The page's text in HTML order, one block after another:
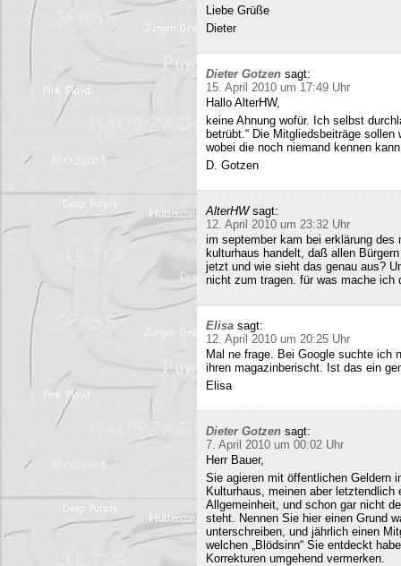
Liebe Grüße
Dieter
Dieter Gotzen sagt:
15. April 2010 um 17:49 Uhr
Hallo AlterHW,
keine Ahnung wofür. Ich selbst
betrübt.“ Die Mitgliedsbeiträge
wobei die noch niemand kennen
D. Gotzen
AlterHW sagt:
12. April 2010 um 23:32 Uhr
im september kam bei erklärung
kulturhaus handelt, daß allen
jetzt und wie sieht das genau aus?
nicht zum tragen. für was mache ich
Elisa sagt:
12. April 2010 um 20:25 Uhr
Mal ne frage. Bei Google suchte ich
ihren magazinberischt. Ist das ein
Elisa
Dieter Gotzen sagt:
7. April 2010 um 00:02 Uhr
Herr Bauer,
Sie agieren mit öffentlichen Geldern
Kulturhaus, meinen aber
Allgemeinheit, und schon gar nicht
steht. Nennen Sie hier einen Grund
unterschreiben, und jährlich einen
welchen „Blödsinn“ Sie entdeckt
Korrekturen umgehend vermerken.